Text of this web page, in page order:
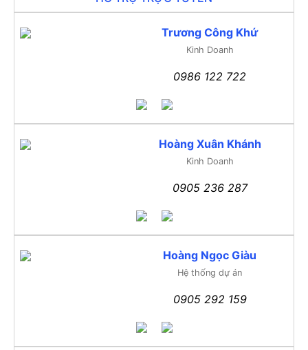
Trương Công Khứ
Kinh Doanh
0986 122 722
Hoàng Xuân Khánh
Kinh Doanh
0905 236 287
Hoàng Ngọc Giàu
Hệ thống dự án
0905 292 159